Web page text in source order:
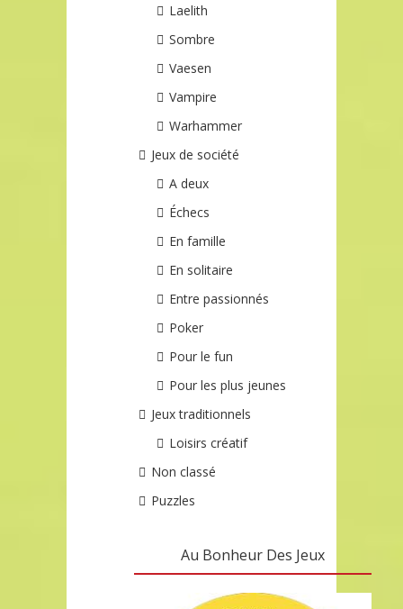
Laelith
Sombre
Vaesen
Vampire
Warhammer
Jeux de société
A deux
Échecs
En famille
En solitaire
Entre passionnés
Poker
Pour le fun
Pour les plus jeunes
Jeux traditionnels
Loisirs créatif
Non classé
Puzzles
Au Bonheur Des Jeux